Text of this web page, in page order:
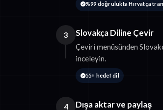
%99 doğrulukta Hırvatça
3 Slovakça Diline Çevir
Çeviri menüsünden
inceleyin.
55+ hedef dil
4 Dışa aktar ve paylaş